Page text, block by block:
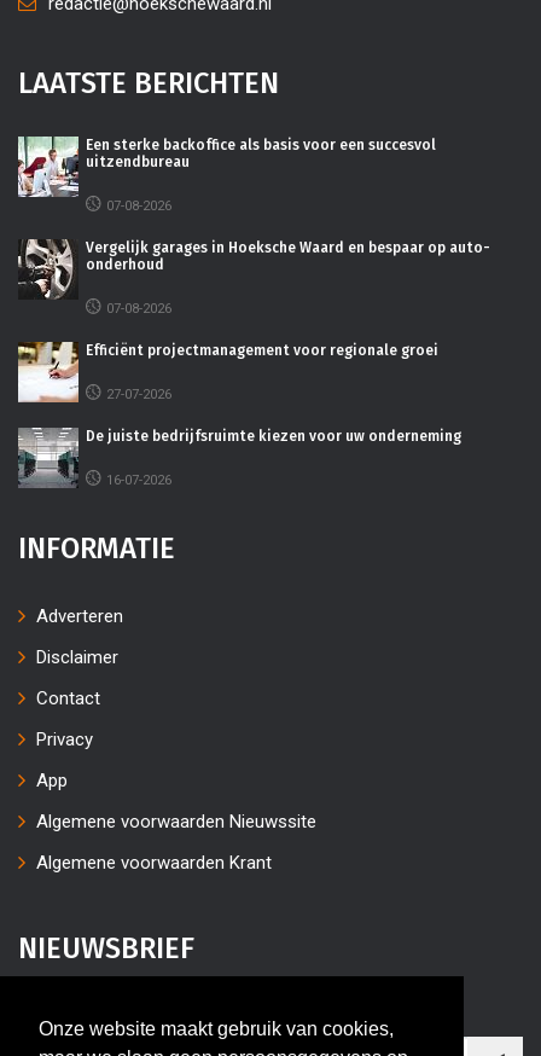
Onze website maakt gebruik van cookies,
LAATSTE BERICHTEN
Een sterke backoffice als basis voor een succesvol
uitzendbureau
07-08-2026
Vergelijk garages in Hoeksche Waard en bespaar op auto-
onderhoud
07-08-2026
Efficiënt projectmanagement voor regionale groei
27-07-2026
De juiste bedrijfsruimte kiezen voor uw onderneming
16-07-2026
INFORMATIE
Adverteren
Disclaimer
Contact
Privacy
App
Algemene voorwaarden Nieuwssite
Algemene voorwaarden Krant
NIEUWSBRIEF